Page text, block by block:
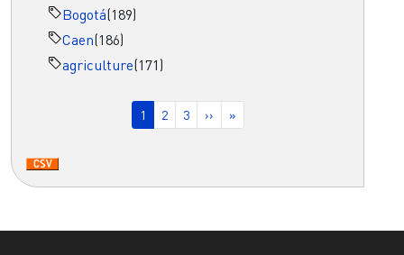
Bogotá(189)
Caen(186)
agriculture(171)
Page courante
1 Page
2 Page
3 Page suivante
›› Dernière page
»